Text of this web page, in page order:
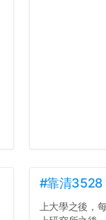
#靠清3528
上大學之後，